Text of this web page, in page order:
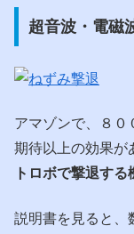
超音波・電磁
アマゾンで、８０
期待以上の効果が
トロボで撃退する
説明書を見ると、